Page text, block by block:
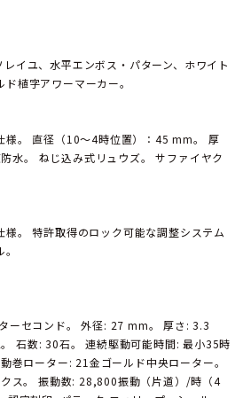
イユ、水平エンボス・パターン、ホワイト
植字アワーマーカー。
様。 直径（10～4時位置）：45 mm。 厚
水。 ねじ込み式リュウズ。 サファイヤク
様。 特許取得のロック可能な調整システム
ーセコンド。 外径: 27 mm。 厚さ: 3.3
石数: 30石。 連続駆動可能時間: 最小35時
巻ローター: 21金ゴールド中央ローター。
ス。 振動数: 28,800振動（片道）/時（4